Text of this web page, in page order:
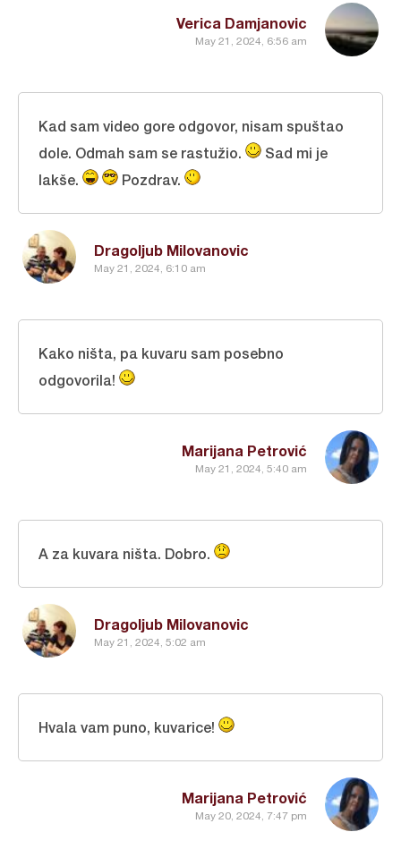
Verica Damjanovic
May 21, 2024, 6:56 am
Dragoljub Milovanovic
May 21, 2024, 6:10 am
Kad sam video gore odgovor, nisam spuštao
dole. Odmah sam se rastužio.
Sad mi je
lakše.
Pozdrav.
Marijana Petrović
May 21, 2024, 5:40 am
Kako ništa, pa kuvaru sam posebno
odgovorila!
Dragoljub Milovanovic
May 21, 2024, 5:02 am
A za kuvara ništa. Dobro.
Marijana Petrović
May 20, 2024, 7:47 pm
Hvala vam puno, kuvarice!